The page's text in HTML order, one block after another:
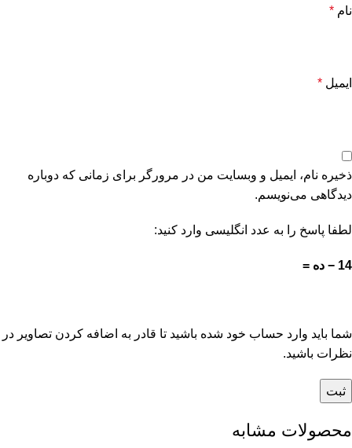
نام *
ایمیل *
ذخیره نام، ایمیل و وبسایت من در مرورگر برای زمانی که دوباره
دیدگاهی می‌نویسم.
لطفا پاسخ را به عدد انگلیسی وارد کنید:
14 − ده =
شما باید وارد حساب خود شده باشید تا قادر به اضافه کردن تصاویر در
نظرات باشید.
محصولات مشابه